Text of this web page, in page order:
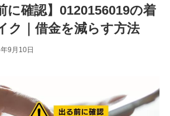
に確認】0120156019の着
ク｜借金を減らす方法
9月10日